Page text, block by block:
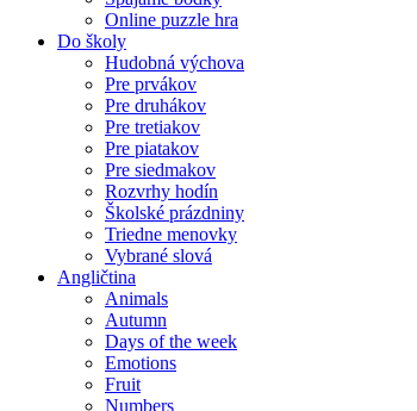
Online puzzle hra
Do školy
Hudobná výchova
Pre prvákov
Pre druhákov
Pre tretiakov
Pre piatakov
Pre siedmakov
Rozvrhy hodín
Školské prázdniny
Triedne menovky
Vybrané slová
Angličtina
Animals
Autumn
Days of the week
Emotions
Fruit
Numbers